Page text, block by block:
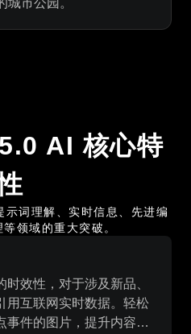
AI 核心特
词理解、实时信息、先进编
领域的重大突破。
效性，对于涉及新品、
用互联网实时数据。轻松
事件的图片，提升内容的